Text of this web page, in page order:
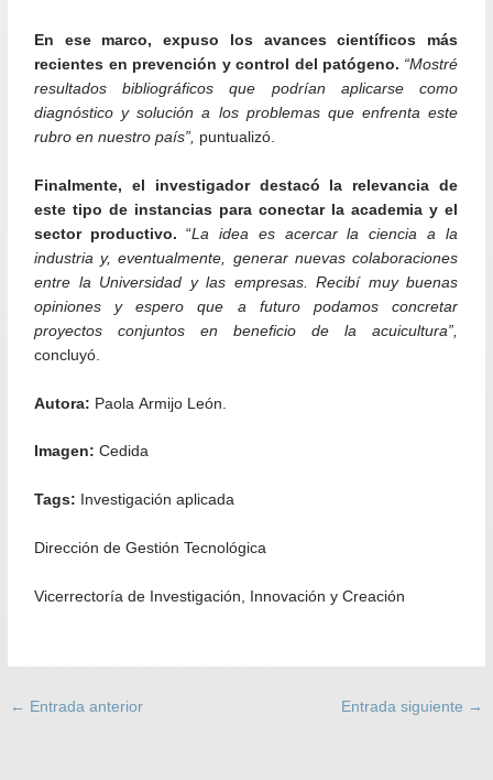
En ese marco, expuso los avances científicos más
recientes en prevención y control del patógeno. “Mostré
resultados bibliográficos que podrían aplicarse como
diagnóstico y solución a los problemas que enfrenta este
rubro en nuestro país”, puntualizó.
Finalmente, el investigador destacó la relevancia de
este tipo de instancias para conectar la academia y el
sector productivo. “La idea es acercar la ciencia a la
industria y, eventualmente, generar nuevas colaboraciones
entre la Universidad y las empresas. Recibí muy buenas
opiniones y espero que a futuro podamos concretar
proyectos conjuntos en beneficio de la acuicultura”,
concluyó.
Autora: Paola Armijo León.
Imagen: Cedida
Tags: Investigación aplicada
Dirección de Gestión Tecnológica
Vicerrectoría de Investigación, Innovación y Creación
← Entrada anterior Entrada siguiente →